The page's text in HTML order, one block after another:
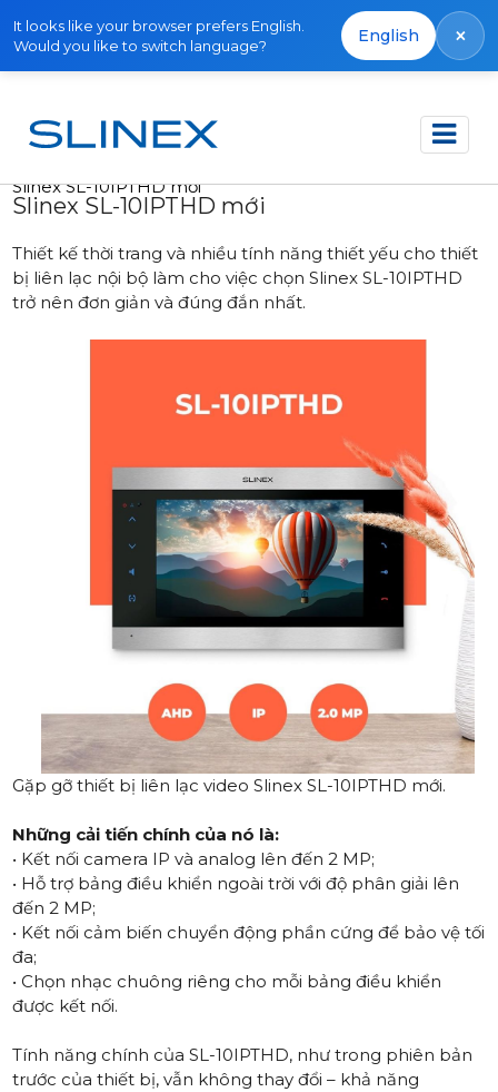
It looks like your browser prefers English.
Would you like to switch language?
English ×
Trang chủ Tin tức
Slinex SL-10IPTHD mới
Slinex SL-10IPTHD mới
Thiết kế thời trang và nhiều tính năng thiết yếu cho thiết
bị liên lạc nội bộ làm cho việc chọn Slinex SL-10IPTHD
trở nên đơn giản và đúng đắn nhất.
Gặp gỡ thiết bị liên lạc videoSlinex SL-10IPTHD mới.
Những cải tiến chính của nó là:
• Kết nối camera IP và analog lên đến 2 MP;
• Hỗ trợ bảng điều khiển ngoài trời với độ phân giải lên
đến 2 MP;
• Kết nối cảm biến chuyển động phần cứng để bảo vệ tối
đa;
• Chọn nhạc chuông riêng cho mỗi bảng điều khiển
được kết nối.
Tính năng chính của SL-10IPTHD, như trong phiên bản
trước của thiết bị, vẫn không thay đổi – khả năng